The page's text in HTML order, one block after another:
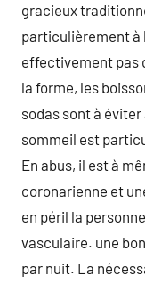
gracieux
particulièrement à
effectivement pas
la forme, les
sodas sont à
sommeil est
En abus, il est à
coronarienne et
en péril la
vasculaire. une
par nuit. La